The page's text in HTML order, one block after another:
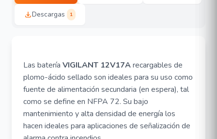
Descargas 1
Las batería VIGILANT 12V17Arecargables de
plomo-ácido sellado son ideales para su uso como
fuente de alimentación secundaria (en espera), tal
como se define en NFPA 72. Su bajo
mantenimiento y alta densidad de energía los
hacen ideales para aplicaciones de señalización de